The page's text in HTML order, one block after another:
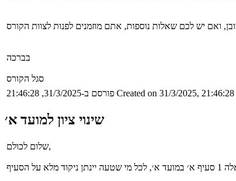
בברכה
סגל הקורס
פורסם ב-31/3/2025, 21:46:28 Created on 31/3/2025, 21:46:28
שינוי ציון למועד א׳
שלום לכולם,